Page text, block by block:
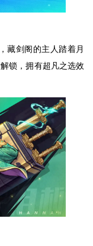
藏剑阁的主人踏着月
锁，拥有超凡之选效